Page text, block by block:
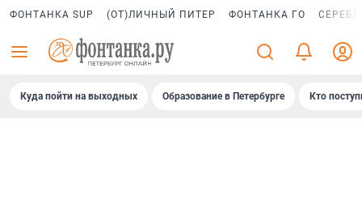
ФОНТАНКА SUP (ОТ)ЛИЧНЫЙ ПИТЕР ФОНТАНКА ГО
Куда пойти на выходных Образование в Петербурге Кто